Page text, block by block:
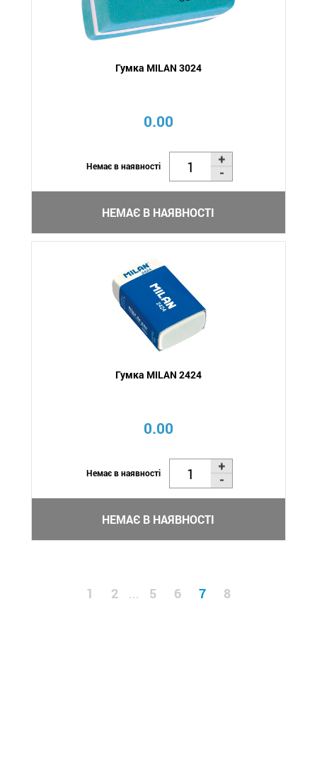
Гумка MILAN 3024
0.00
Немає в наявності
НЕМАЄ В НАЯВНОСТІ
Гумка MILAN 2424
0.00
Немає в наявності
НЕМАЄ В НАЯВНОСТІ
1 2 ... 5 6 7 8